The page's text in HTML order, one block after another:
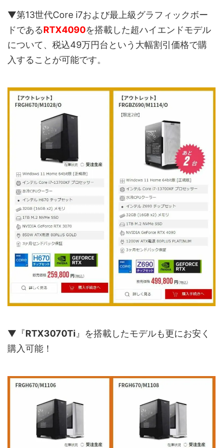
▼第13世代Core i7および最上級グラフィックボー
ドであるRTX4090を搭載した超ハイエンドモデル
について、税込49万円台という大幅割引価格で購
入することが可能です。
▼『RTX3070Ti』を搭載したモデルも更にお安く
購入可能！